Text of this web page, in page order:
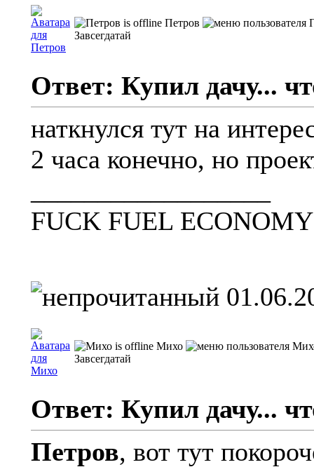
Петров
Завсегдатай
Ответ: Купил дачу...
наткнулся тут на
2 часа конечно, но
FUCK FUEL
Михо
Завсегдатай
Ответ: Купил дачу...
Петров, вот тут